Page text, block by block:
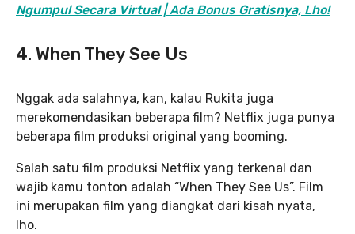
Ngumpul Secara Virtual | Ada Bonus Gratisnya, Lho!
4. When They See Us
Nggak ada salahnya, kan, kalau Rukita juga
merekomendasikan beberapa film? Netflix juga punya
beberapa film produksi original yang booming.
Salah satu film produksi Netflix yang terkenal dan
wajib kamu tonton adalah “When They See Us”. Film
ini merupakan film yang diangkat dari kisah nyata,
lho.